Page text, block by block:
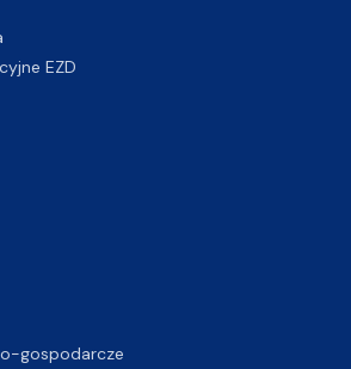
EZD
gospodarcze